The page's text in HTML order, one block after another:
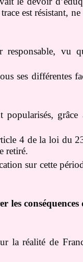
est résistant,
vu
ses différentes
4 de la loi du
retiré.
sur cette
les
la réalité de